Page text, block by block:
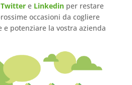
Twittere Linkedinper restare
occasioni da cogliere
e potenziare la vostra azienda